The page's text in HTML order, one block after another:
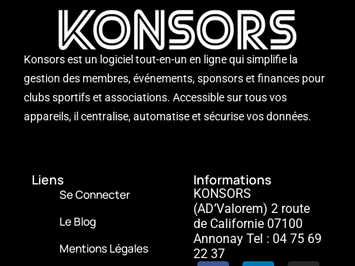
Konsors est un logiciel tout-en-un en ligne qui simplifie la
gestion des membres, événements, sponsors et finances pour
clubs sportifs et associations. Accessible sur tous vos
appareils, il centralise, automatise et sécurise vos données.
Liens
Se Connecter
Le Blog
Mentions Légales
Informations
KONSORS
(AD’Valorem) 2 route
de Californie 07100
Annonay Tel : 04 75 69
22 37